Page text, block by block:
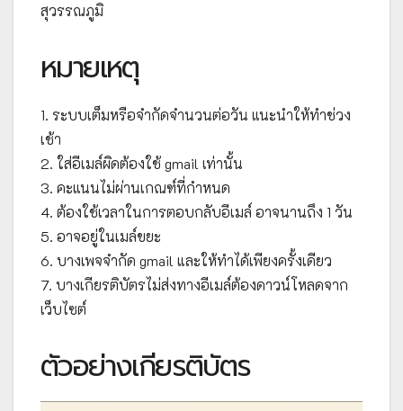
สุวรรณภูมิ
หมายเหตุ
1. ระบบเต็มหรือจำกัดจำนวนต่อวัน แนะนำให้ทำช่วง
เช้า
2. ใส่อีเมล์ผิดต้องใช้ gmail เท่านั้น
3. คะแนนไม่ผ่านเกณฑ์ที่กำหนด
4. ต้องใช้เวลาในการตอบกลับอีเมล์ อาจนานถึง 1 วัน
5. อาจอยู่ในเมล์ขยะ
6. บางเพจจำกัด gmail และให้ทำได้เพียงครั้งเดียว
7. บางเกียรติบัตรไม่ส่งทางอีเมล์ต้องดาวน์โหลดจาก
เว็บไซต์
ตัวอย่างเกียรติบัตร